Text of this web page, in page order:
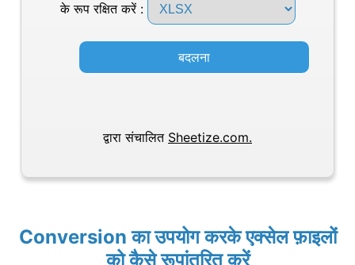
के रूप रक्षित करें :
बदलना
द्वारा संचालित Sheetize.com.
Conversion का उपयोग करके एक्सेल फ़ाइलों
को कैसे रूपांतरित करें